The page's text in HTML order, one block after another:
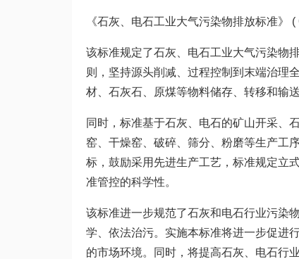
《石灰、电石工业大气污染物排放标准》
该标准规定了石灰、电石工业大气污染物
则，坚持源头削减、过程控制到末端治理
材、石灰石、原煤等物料储存、转移和输
同时，标准基于石灰、电石的矿山开采、
窑、干燥窑、破碎、筛分、粉磨等生产工
标，鼓励采用先进生产工艺，标准规定立
准管控的科学性。
该标准进一步规范了石灰和电石行业污染
学、依法治污。实施本标准将进一步促进
的市场环境。同时，将提高石灰、电石行